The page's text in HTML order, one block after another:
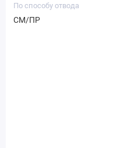
По способу отвода
СМ/ПР